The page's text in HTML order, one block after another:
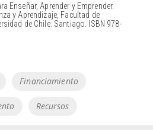
Enseñar, Aprender y Emprender.
y Aprendizaje, Facultad de
de Chile. Santiago. ISBN 978-
Financiamiento
Recursos